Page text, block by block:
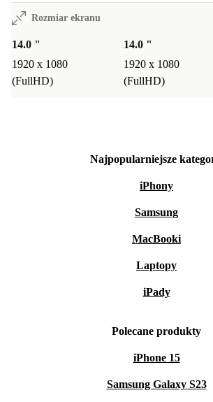
Rozmiar ekranu
14.0 "
1920 x 1080
(FullHD)
14.0 "
1920 x 1080
(FullHD)
Najpopularniejsze
iPhony
Samsung
MacBooki
Laptopy
iPady
Polecane produkty
iPhone 15
Samsung Galaxy S23